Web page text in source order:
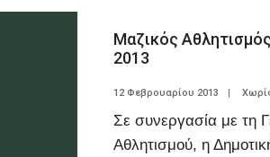
Μαζικός
2013
12 Φεβρουαρίου 2013 |
Σε συνεργασία με τη
Αθλητισμού, η